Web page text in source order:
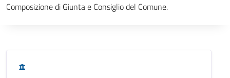
Composizione di Giunta e Consiglio del Comune.